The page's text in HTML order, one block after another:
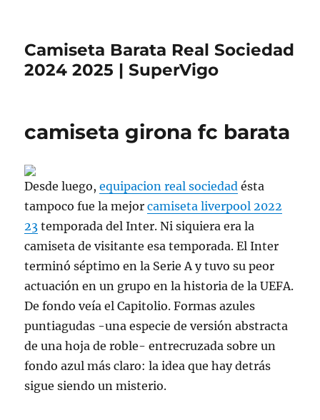
Camiseta Barata Real Sociedad
2024 2025 | SuperVigo
camiseta girona fc barata
Desde luego,equipacion real sociedad ésta
tampoco fue la mejorcamiseta liverpool 2022
23 temporada del Inter. Ni siquiera era la
camiseta de visitante esa temporada. El Inter
terminó séptimo en la Serie A y tuvo su peor
actuación en un grupo en la historia de la UEFA.
De fondo veía el Capitolio. Formas azules
puntiagudas -una especie de versión abstracta
de una hoja de roble- entrecruzada sobre un
fondo azul más claro: la idea que hay detrás
sigue siendo un misterio.